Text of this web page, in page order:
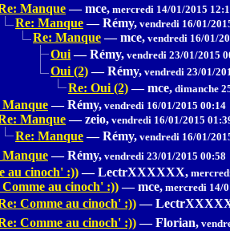
Manque — mce, mercredi 14/01/2015
Re: Manque — Rémy, vendredi 16/01/
Re: Manque — mce, vendredi 16/01/
Oui — Rémy, vendredi 23/01/2015
Oui (2) — Rémy, vendredi 23/01/
Re: Oui (2) — mce, dimanche
Manque — Rémy, vendredi 16/01/2015 00:14
Manque — zeio, vendredi 16/01/2015
Re: Manque — Rémy, vendredi 16/01/
Manque — Rémy, vendredi 23/01/2015 00:58
au cinoch' :)) — LectrXXXXXX,
au cinoch' :)) — mce, mercredi 14/
Comme au cinoch' :)) —
Comme au cinoch' :)) — Florian,